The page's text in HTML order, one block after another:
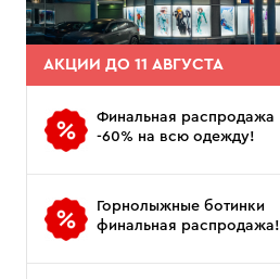
АКЦИИ ДО 11 АВГУСТА
Финальная распродажа
-60% на всю одежду!
Горнолыжные ботинки
финальная распродажа!